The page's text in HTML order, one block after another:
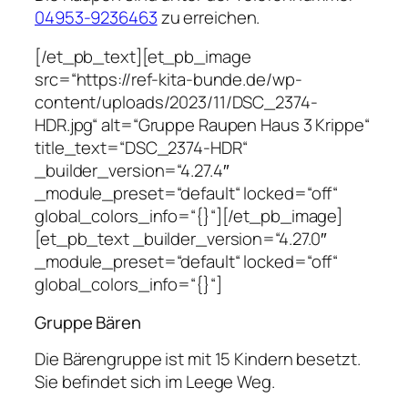
04953-9236463zu erreichen.
[/et_pb_text][et_pb_image
src=“https://ref-kita-bunde.de/wp-
content/uploads/2023/11/DSC_2374-
HDR.jpg“ alt=“Gruppe Raupen Haus 3 Krippe“
title_text=“DSC_2374-HDR“
_builder_version=“4.27.4″
_module_preset=“default“ locked=“off“
global_colors_info=“{}“][/et_pb_image]
[et_pb_text _builder_version=“4.27.0″
_module_preset=“default“ locked=“off“
global_colors_info=“{}“]
Gruppe Bären
Die Bärengruppe ist mit 15 Kindern besetzt.
Sie befindet sich im Leege Weg.